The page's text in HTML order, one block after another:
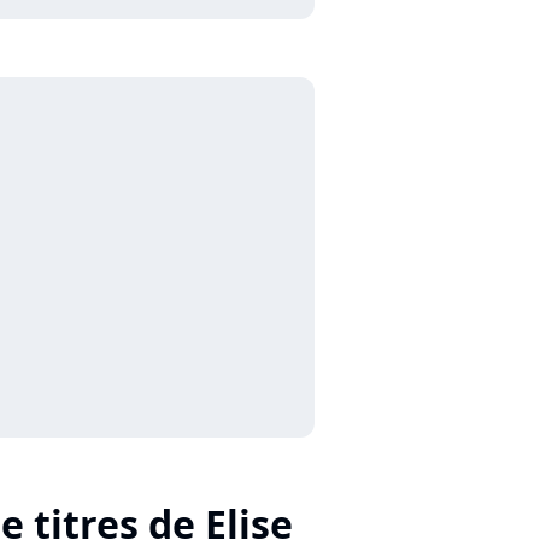
titres de Elise